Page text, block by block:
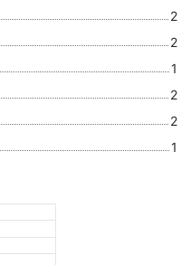
2
2
1
2
2
1